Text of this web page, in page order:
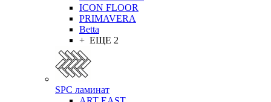
ICON FLOOR
PRIMAVERA
Betta
+ ЕЩЕ 2
SPC ламинат